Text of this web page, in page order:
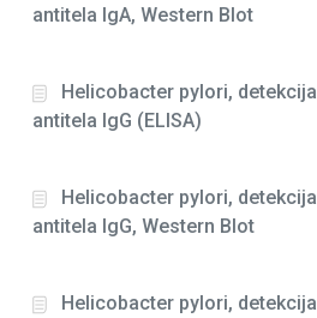
antitela IgA, Western Blot
Helicobacter pylori, detekcija
antitela IgG (ELISA)
Helicobacter pylori, detekcija
antitela IgG, Western Blot
Helicobacter pylori, detekcija